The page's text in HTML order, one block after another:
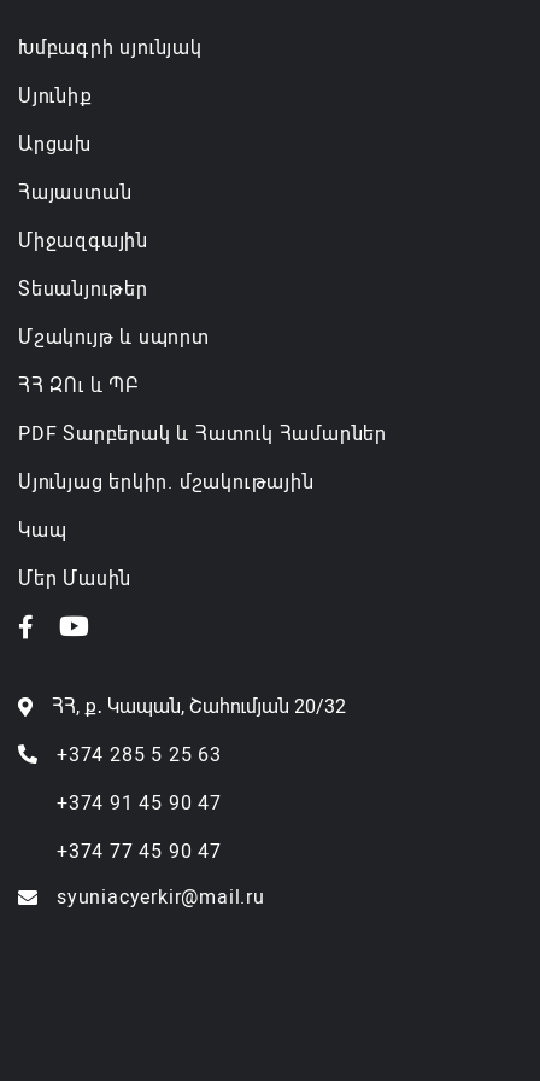
Անդրանիկ Սիմոնյանը վերանշանակվել է ԱԱԾ
ազատվել է պաշտոնից
06.08.2026 14:16
նախարարությունների անվանումները
06.08.2026 12:45
Խմբագրի սյունյակ
Սյունիք
Արցախ
Հայաստան
Միջազգային
Տեսանյութեր
Մշակույթ և սպորտ
ՀՀ ԶՈւ և ՊԲ
PDF Տարբերակ և Հատուկ Համարներ
Սյունյաց երկիր. մշակութային
Կապ
Մեր Մասին
ՀՀ, ք․ Կապան, Շահումյան 20/32
+374 285 5 25 63
+374 91 45 90 47
+374 77 45 90 47
syuniacyerkir@mail.ru